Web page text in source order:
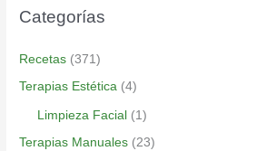
Categorías
Recetas (371)
Terapias Estética (4)
Limpieza Facial (1)
Terapias Manuales (23)